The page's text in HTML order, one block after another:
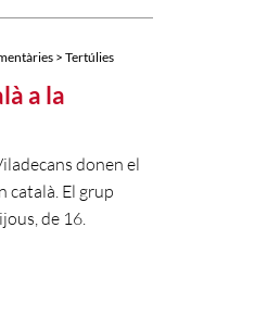
> Tertúlies
a la
donen el
català. El grup
de 16.